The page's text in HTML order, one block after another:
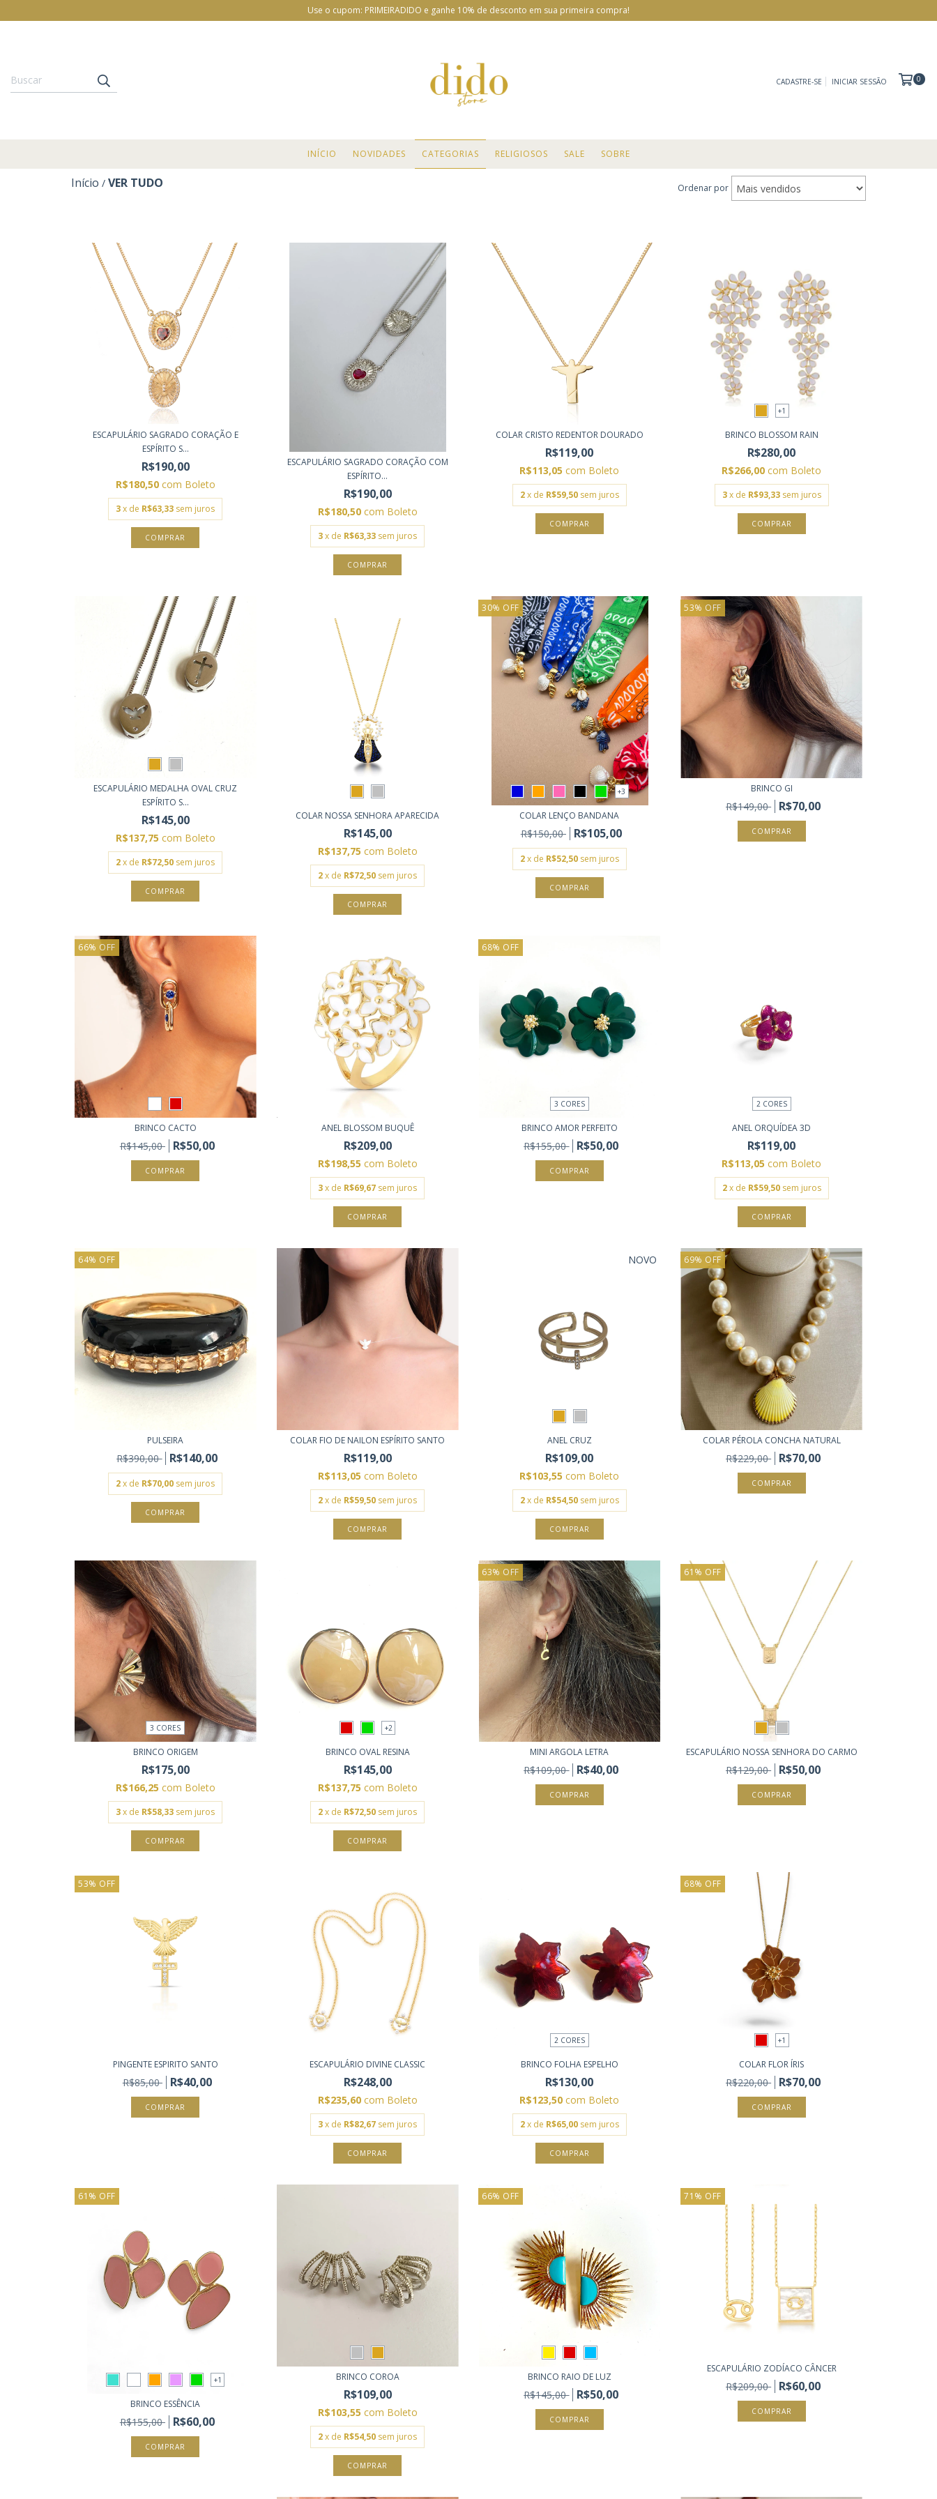
Use o cupom: PRIMEIRADIDO e ganhe 10% de desconto em sua primeira compra!
CADASTRE-SE INICIAR SESSÃO 0
INÍCIO NOVIDADES CATEGORIAS RELIGIOSOS SALE SOBRE
Início / VER TUDO Ordenar por
ESCAPULÁRIO SAGRADO CORAÇÃO E
ESPÍRITO S...
R$190,00
R$180,50 com Boleto
3x de R$63,33 sem juros
ESCAPULÁRIO SAGRADO CORAÇÃO COM
ESPÍRITO...
R$190,00
R$180,50 com Boleto
3x de R$63,33 sem juros
COLAR CRISTO REDENTOR DOURADO
R$119,00
R$113,05com Boleto
2x de R$59,50 sem juros
+1
BRINCO BLOSSOM RAIN
R$280,00
R$266,00com Boleto
3 x de R$93,33 sem juros
COMPRAR
ESCAPULÁRIO MEDALHA OVAL CRUZ
ESPÍRITO S...
R$145,00
R$137,75 com Boleto
2x de R$72,50 sem juros
COMPRAR
COLAR NOSSA SENHORA APARECIDA
R$145,00
R$137,75 com Boleto
2x de R$72,50 sem juros
COMPRAR
30% OFF
+3
COLAR LENÇO BANDANA
R$150,00 R$105,00
2x de R$52,50 sem juros
COMPRAR
53% OFF
BRINCO GI
R$149,00 R$70,00
66% OFF
BRINCO CACTO
R$145,00 R$50,00
COMPRAR
ANEL BLOSSOM BUQUÊ
R$209,00
R$198,55 com Boleto
3x de R$69,67 sem juros
COMPRAR
68% OFF
3 CORES
BRINCO AMOR PERFEITO
R$155,00 R$50,00
COMPRAR
2 CORES
ANEL ORQUÍDEA 3D
R$119,00
R$113,05com Boleto
2 x de R$59,50 sem juros
COMPRAR
64% OFF
PULSEIRA
R$390,00 R$140,00
2x de R$70,00 sem juros
COMPRAR
COLAR FIO DE NAILON ESPÍRITO SANTO
R$119,00
R$113,05 com Boleto
2x de R$59,50 sem juros
NOVO
ANEL CRUZ
R$109,00
R$103,55com Boleto
2x de R$54,50 sem juros
COMPRAR
69% OFF
COLAR PÉROLA CONCHA NATURAL
R$229,00 R$70,00
COMPRAR
3 CORES
BRINCO ORIGEM
R$175,00
R$166,25 com Boleto
3x de R$58,33 sem juros
COMPRAR
+2
BRINCO OVAL RESINA
R$145,00
R$137,75 com Boleto
2x de R$72,50 sem juros
COMPRAR
63% OFF
MINI ARGOLA LETRA
R$109,00 R$40,00
COMPRAR
61 % OFF
ESCAPULÁRIO NOSSA SENHORA DO CARMO
R$129,00 R$50,00
COMPRAR
53% OFF
PINGENTE ESPIRITO SANTO
R$85,00 R$40,00
ESCAPULÁRIO DIVINE CLASSIC
R$248,00
R$235,60 com Boleto
3x de R$82,67 sem juros
2 CORES
BRINCO FOLHA ESPELHO
R$130,00
R$123,50com Boleto
2x de R$65,00 sem juros
COMPRAR
68% OFF
+1
COLAR FLOR ÍRIS
R$220,00 R$70,00
COMPRAR
61 % OFF
+1
BRINCO ESSÊNCIA
R$155,00 R$60,00
COMPRAR
BRINCO COROA
R$109,00
R$103,55 com Boleto
2x de R$54,50 sem juros
COMPRAR
66% OFF
BRINCO RAIO DE LUZ
R$145,00 R$50,00
COMPRAR
71 % OFF
ESCAPULÁRIO ZODÍACO CÂNCER
R$209,00 R$60,00